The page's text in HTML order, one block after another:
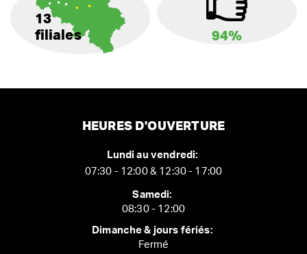
13
filiales
94%
HEURES D'OUVERTURE
Lundi au vendredi:
07:30 - 12:00 & 12:30 - 17:00
Samedi:
08:30 - 12:00
Dimanche & jours fériés:
Fermé